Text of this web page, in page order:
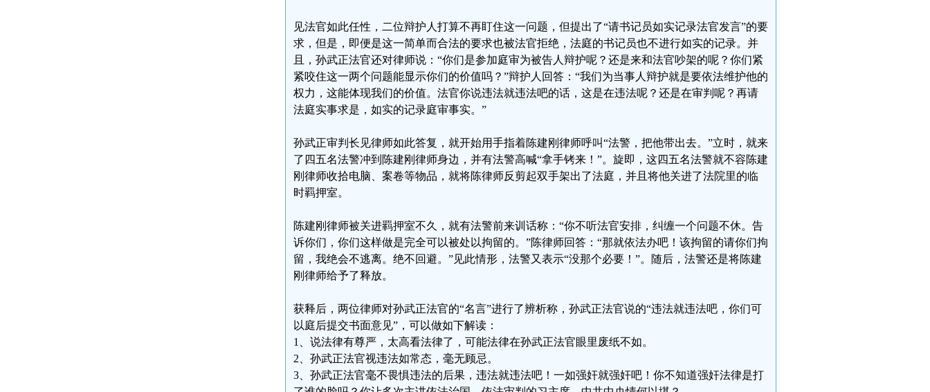
见法官如此任性，二位辩护人打算不再盯住这一问题，但提出了“请书记员如实记录法官发言”的要
求，但是，即便是这一简单而合法的要求也被法官拒绝，法庭的书记员也不进行如实的记录。并
且，孙武正法官还对律师说：“你们是参加庭审为被告人辩护呢？还是来和法官吵架的呢？你们紧
紧咬住这一两个问题能显示你们的价值吗？”辩护人回答：“我们为当事人辩护就是要依法维护他的
权力，这能体现我们的价值。法官你说违法就违法吧的话，这是在违法呢？还是在审判呢？再请
法庭实事求是，如实的记录庭审事实。”
孙武正审判长见律师如此答复，就开始用手指着陈建刚律师呼叫“法警，把他带出去。”立时，就来
了四五名法警冲到陈建刚律师身边，并有法警高喊“拿手铐来！”。旋即，这四五名法警就不容陈建
刚律师收拾电脑、案卷等物品，就将陈律师反剪起双手架出了法庭，并且将他关进了法院里的临
时羁押室。
陈建刚律师被关进羁押室不久，就有法警前来训话称：“你不听法官安排，纠缠一个问题不休。告
诉你们，你们这样做是完全可以被处以拘留的。”陈律师回答：“那就依法办吧！该拘留的请你们拘
留，我绝会不逃离。绝不回避。”见此情形，法警又表示“没那个必要！”。随后，法警还是将陈建
刚律师给予了释放。
获释后，两位律师对孙武正法官的“名言”进行了辨析称，孙武正法官说的“违法就违法吧，你们可
以庭后提交书面意见”，可以做如下解读：
1、说法律有尊严，太高看法律了，可能法律在孙武正法官眼里废纸不如。
2、孙武正法官视违法如常态，毫无顾忌。
3、孙武正法官毫不畏惧违法的后果，违法就违法吧！一如强奸就强奸吧！你不知道强奸法律是打